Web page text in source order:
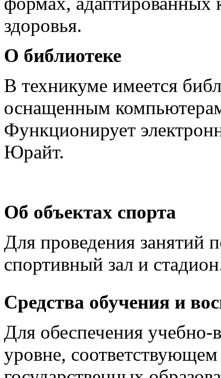
здоровья.
О библиотеке
В техникуме имеется
оснащенным
Функционирует
Юрайт.
Об объектах спорта
Для проведения занятий
спортивный зал и
Средства обучения и
Для обеспечения учебно-
уровне,